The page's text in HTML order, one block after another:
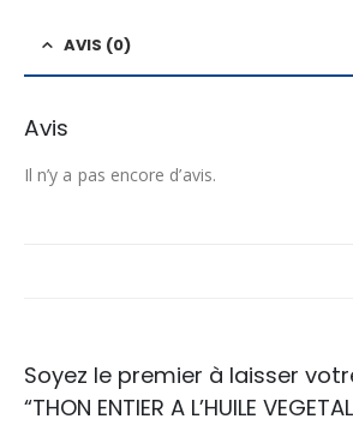
AVIS (0)
Avis
Il n’y a pas encore d’avis.
Soyez le premier à laisser
“THON ENTIER A L’HUILE